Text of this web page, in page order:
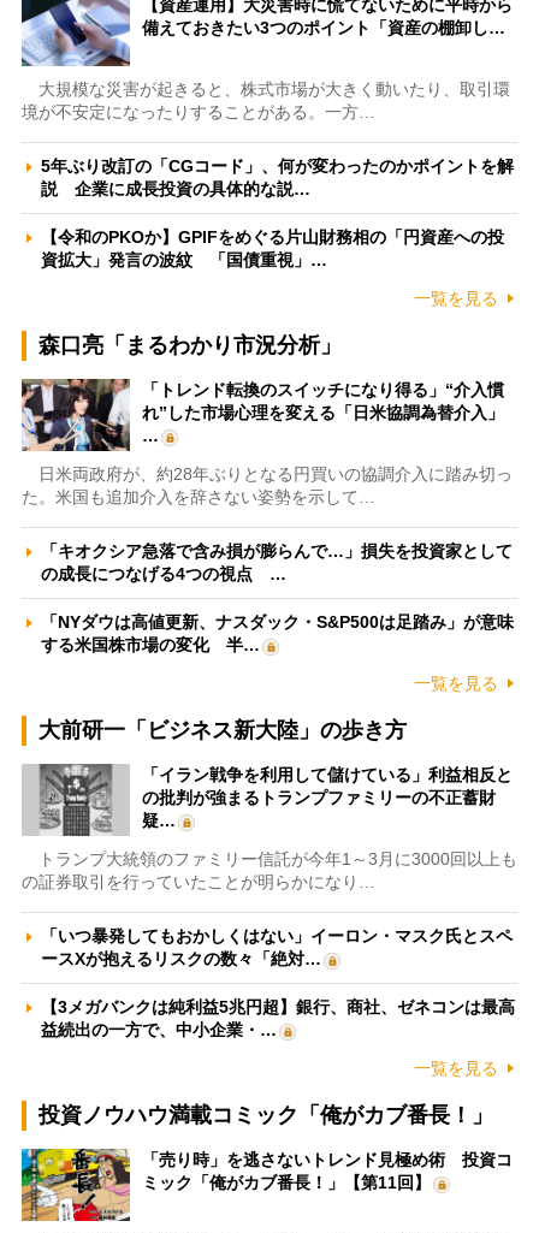
【資産運用】大災害時に慌てないために平時から
備えておきたい3つのポイント「資産の棚卸し…
大規模な災害が起きると、株式市場が大きく動いたり、取引環
境が不安定になったりすることがある。一方…
5年ぶり改訂の「CGコード」、何が変わったのかポイントを解
説 企業に成長投資の具体的な説…
【令和のPKOか】GPIFをめぐる片山財務相の「円資産への投
資拡大」発言の波紋 「国債重視」…
一覧を見る
森口亮「まるわかり市況分析」
「トレンド転換のスイッチになり得る」“介入慣
れ”した市場心理を変える「日米協調為替介入」
…
日米両政府が、約28年ぶりとなる円買いの協調介入に踏み切っ
た。米国も追加介入を辞さない姿勢を示して…
「キオクシア急落で含み損が膨らんで…」損失を投資家として
の成長につなげる4つの視点 …
「NYダウは高値更新、ナスダック・S&P500は足踏み」が意味
する米国株市場の変化 半…
一覧を見る
大前研一「ビジネス新大陸」の歩き方
「イラン戦争を利用して儲けている」利益相反と
の批判が強まるトランプファミリーの不正蓄財
疑…
トランプ大統領のファミリー信託が今年1～3月に3000回以上も
の証券取引を行っていたことが明らかになり…
「いつ暴発してもおかしくはない」イーロン・マスク氏とスペ
ースXが抱えるリスクの数々「絶対…
【3メガバンクは純利益5兆円超】銀行、商社、ゼネコンは最高
益続出の一方で、中小企業・…
一覧を見る
投資ノウハウ満載コミック「俺がカブ番長！」
「売り時」を逃さないトレンド見極め術 投資コ
ミック「俺がカブ番長！」【第11回】